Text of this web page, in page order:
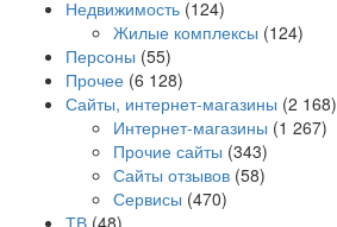
Недвижимость (124)
Жилые комплексы (124)
Персоны (55)
Прочее (6 128)
Сайты, интернет-магазины (2 168)
Интернет-магазины (1 267)
Прочие сайты (343)
Сайты отзывов (58)
Сервисы (470)